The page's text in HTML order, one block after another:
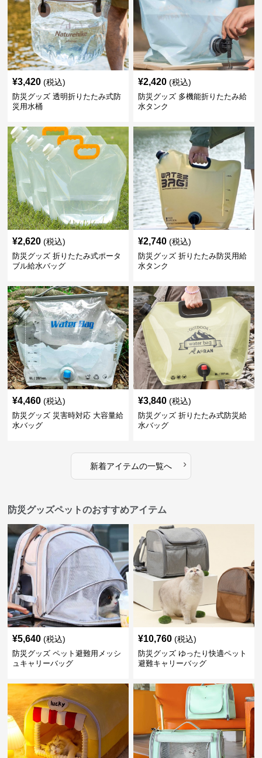
¥3,420 (税込)
防災グッズ 透明折りたたみ式防
災用水桶
¥2,420 (税込)
防災グッズ 多機能折りたたみ給
水タンク
¥2,620 (税込)
防災グッズ 折りたたみ式ポータ
ブル給水バッグ
¥2,740 (税込)
防災グッズ 折りたたみ防災用給
水タンク
¥4,460 (税込)
防災グッズ 災害時対応 大容量給
水バッグ
¥3,840 (税込)
防災グッズ 折りたたみ式防災給
水バッグ
新着アイテムの一覧へ ›
防災グッズペットのおすすめアイテム
¥5,640 (税込)
防災グッズ ペット避難用メッシ
ュキャリーバッグ
¥10,760 (税込)
防災グッズ ゆったり快適ペット
避難キャリーバッグ